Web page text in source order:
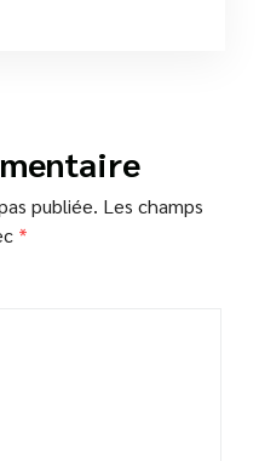
publiée. Les champs
*